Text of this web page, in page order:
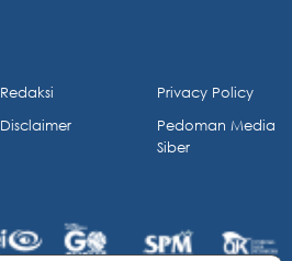
Redaksi
Disclaimer
Privacy Policy
Pedoman Media
Siber